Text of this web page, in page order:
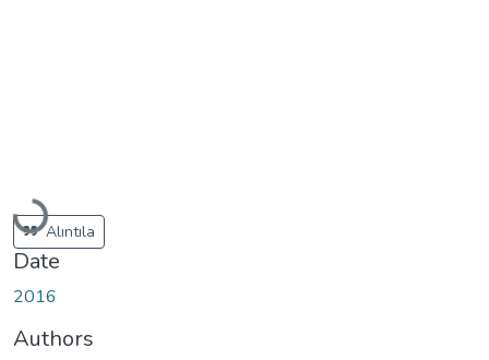
Loading...
Alıntıla
Date
2016
Authors